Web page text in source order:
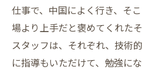
仕事で、中国によく行き、そ
場より上手だと褒めてくれたそ
スタッフは、それぞれ、技術
に指導もいただけて、勉強に